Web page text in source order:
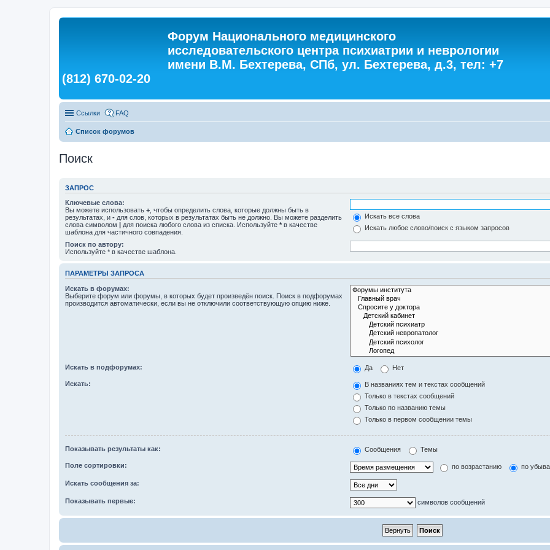
Форум Национального медицинского
исследовательского центра психиатрии и неврологии
имени В.М. Бехтерева, СПб, ул. Бехтерева, д.3, тел: +7
(812) 670-02-20
Ссылки FAQ
Список форумов
Поиск
ЗАПРОС
Ключевые слова:
Вы можете использовать + , чтобы определить слова, которые должны быть в
результатах, и - для слов, которых в результатах быть не должно. Вы можете разделить
слова символом | для поиска любого слова из списка. Используйте * в качестве
шаблона для частичного совпадения.
Искать все слова
Искать любое слово/поиск с языком запросов
Поиск по автору:
Используйте * в качестве шаблона.
ПАРАМЕТРЫ ЗАПРОСА
Искать в форумах:
Выберите форум или форумы, в которых будет произведён поиск. Поиск в подфорумах
производится автоматически, если вы не отключили соответствующую опцию ниже.
Искать в подфорумах: Да Нет
Искать:
В названиях тем и текстах сообщений
Только в текстах сообщений
Только по названию темы
Только в первом сообщении темы
Показывать результаты как: Сообщения Темы
Поле сортировки: по возрастанию по
Искать сообщения за:
Показывать первые: символов сообщений